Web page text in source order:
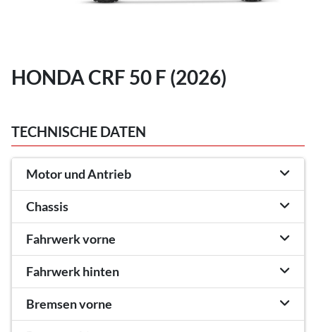
HONDA CRF 50 F (2026)
TECHNISCHE DATEN
Motor und Antrieb
Chassis
Fahrwerk vorne
Fahrwerk hinten
Bremsen vorne